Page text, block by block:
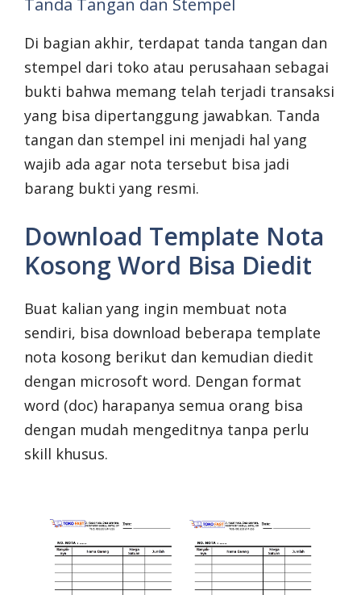
Tanda Tangan dan Stempel
Di bagian akhir, terdapat tanda tangan dan
stempel dari toko atau perusahaan sebagai
bukti bahwa memang telah terjadi transaksi
yang bisa dipertanggung jawabkan. Tanda
tangan dan stempel ini menjadi hal yang
wajib ada agar nota tersebut bisa jadi
barang bukti yang resmi.
Download Template Nota
Kosong Word Bisa Diedit
Buat kalian yang ingin membuat nota
sendiri, bisa download beberapa template
nota kosong berikut dan kemudian diedit
dengan microsoft word. Dengan format
word (doc) harapanya semua orang bisa
dengan mudah mengeditnya tanpa perlu
skill khusus.